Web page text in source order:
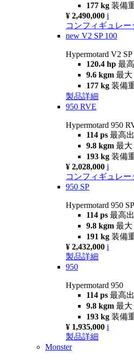
177 kg 装備
¥ 2,490,000 i
コンフィギュレー
new V2 SP 100
Hypermotard V2 SP
120.4 hp 最
9.6 kgm 最大
177 kg 装備
製品詳細
950 RVE
Hypermotard 950
114 ps 最高
9.8 kgm 最大
193 kg 装備
¥ 2,028,000 i
コンフィギュレー
950 SP
Hypermotard 950 SP
114 ps 最高
9.8 kgm 最大
191 kg 装備
¥ 2,432,000 i
製品詳細
950
Hypermotard 950
114 ps 最高
9.8 kgm 最大
193 kg 装備
¥ 1,935,000 i
製品詳細
Monster